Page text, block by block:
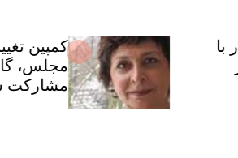
کمپین تغییر چهره
مجلس، گامی بلند
مشارکت سیاسی